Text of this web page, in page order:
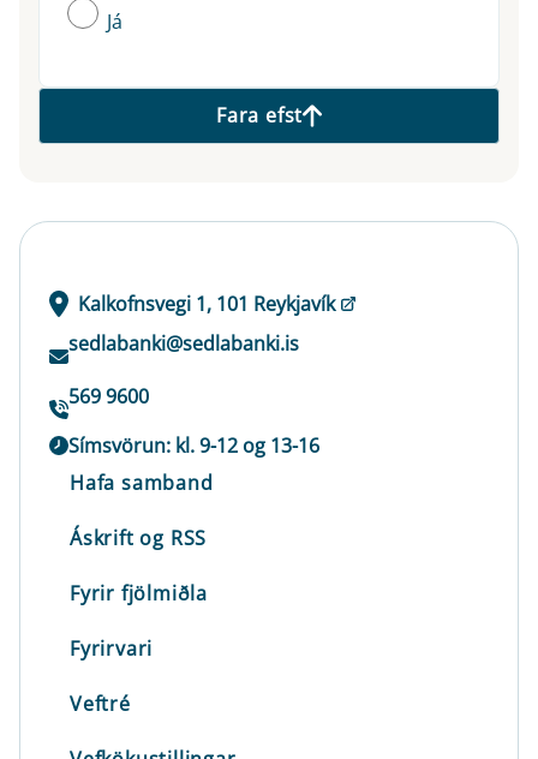
Já
Fara efst
Kalkofnsvegi 1, 101 Reykjavík
sedlabanki@sedlabanki.is
569 9600
Símsvörun: kl. 9-12 og 13-16
Hafa samband
Áskrift og RSS
Fyrir fjölmiðla
Fyrirvari
Veftré